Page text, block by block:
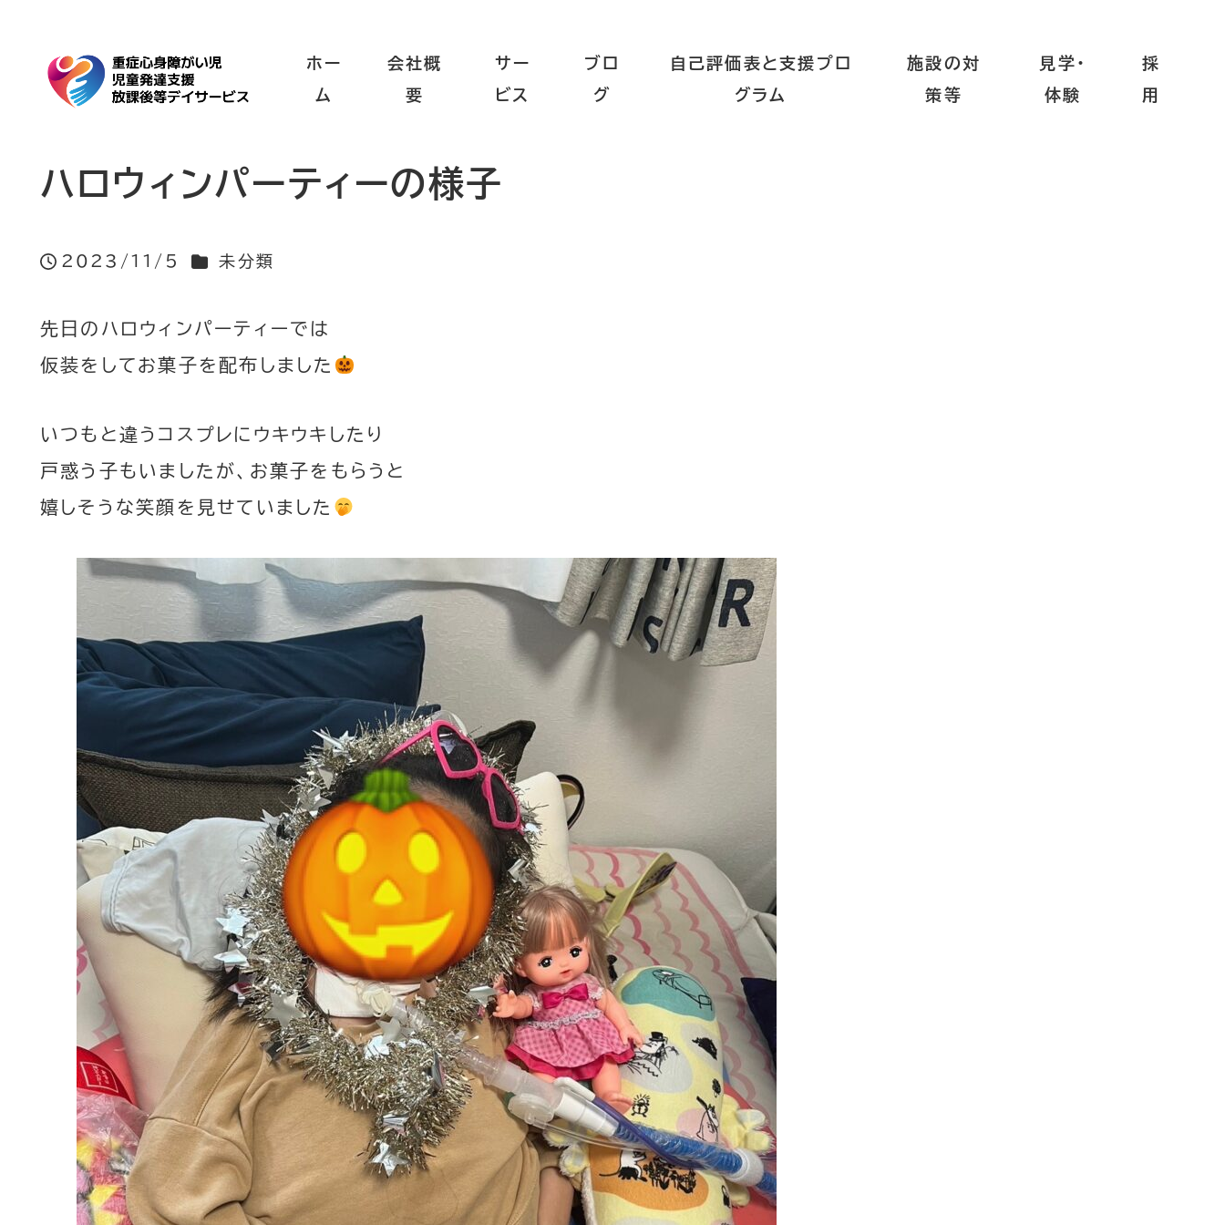
ホー
ム
会社概
要
サー
ビス
ブロ
グ
自己評価表と支援プロ
グラム
施設の対
策等
見学・
体験
採
用
ハロウィンパーティーの様子
2023/11/5 カテゴリー
未分類
先日のハロウィンパーティーでは
仮装をしてお菓子を配布しました
いつもと違うコスプレにウキウキしたり
戸惑う子もいましたが、お菓子をもらうと
嬉しそうな笑顔を見せていました